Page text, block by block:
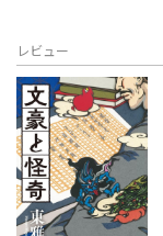
レビュー